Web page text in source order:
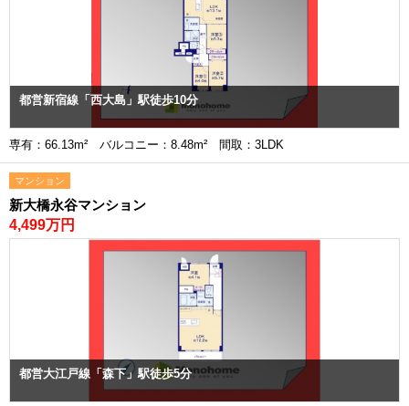
都営新宿線「西大島」駅徒歩10分
専有：66.13m² バルコニー：8.48m² 間取：3LDK
マンション
新大橋永谷マンション
4,499万円
都営大江戸線「森下」駅徒歩5分